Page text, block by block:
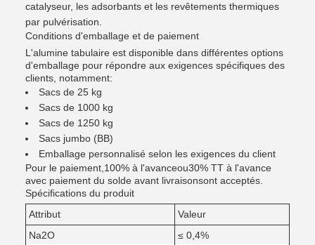
catalyseur, les adsorbants et les revêtements thermiques
par pulvérisation.
Conditions d'emballage et de paiement
L'alumine tabulaire est disponible dans différentes options
d'emballage pour répondre aux exigences spécifiques des
clients, notamment:
Sacs de 25 kg
Sacs de 1000 kg
Sacs de 1250 kg
Sacs jumbo (BB)
Emballage personnalisé selon les exigences du client
Pour le paiement, 100% à l'avanceou30% TT à l'avance
avec paiement du solde avant livraisonsont acceptés.
Spécifications du produit
Attribut
Valeur
Na2O
≤ 0,4%